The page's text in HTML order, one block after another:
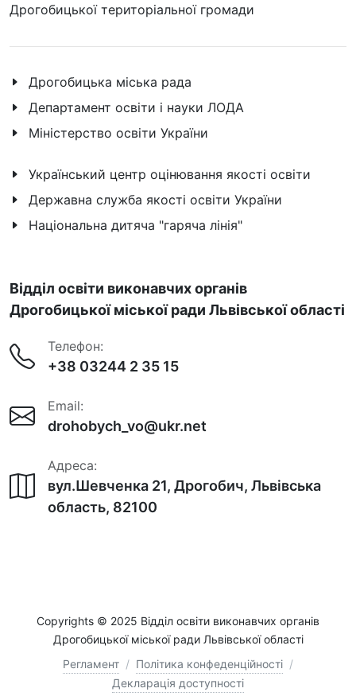
Дрогобицької територіальної громади
Дрогобицька міська рада
Департамент освіти і науки ЛОДА
Міністерство освіти України
Український центр оцінювання якості освіти
Державна служба якості освіти України
Національна дитяча "гаряча лінія"
Відділ освіти виконавчих органів
Дрогобицької міської ради Львівської області
Телефон:
+38 03244 2 35 15
Email:
drohobych_vo@ukr.net
Адреса:
вул.Шевченка 21, Дрогобич, Львівська
область, 82100
Copyrights © 2025 Відділ освіти виконавчих органів
Дрогобицької міської ради Львівської області
Регламент / Політика конфеденційності /
Декларація доступності